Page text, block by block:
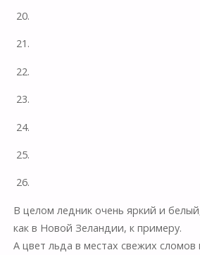
20.
21.
22.
23.
24.
25.
26.
В целом ледник очень яркий и
как в Новой Зеландии, к примеру.
А цвет льда в местах свежих сломов